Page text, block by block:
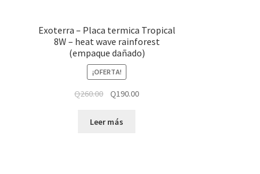
Exoterra – Placa termica Tropical
8W – heat wave rainforest
(empaque dañado)
¡OFERTA!
Q260.00 Q190.00
Leer más